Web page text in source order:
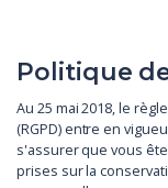
Politique
Au 25 mai 2018, le
(RGPD) entre en
s'assurer que vous
prises sur la